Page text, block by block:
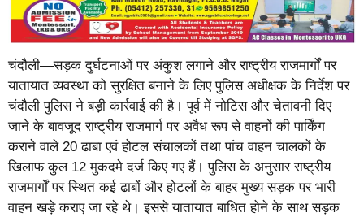
चंदौली—सड़क दुर्घटनाओं पर अंकुश लगाने और राष्ट्रीय राजमार्गों पर
यातायात व्यवस्था को सुरक्षित बनाने के लिए पुलिस अधीक्षक के निर्देश पर
चंदौली पुलिस ने बड़ी कार्रवाई की है। पूर्व में नोटिस और चेतावनी दिए
जाने के बावजूद राष्ट्रीय राजमार्ग पर अवैध रूप से वाहनों की पार्किंग
कराने वाले 20 ढाबा एवं होटल संचालकों तथा पांच वाहन चालकों के
खिलाफ कुल 12 मुकदमे दर्ज किए गए हैं। पुलिस के अनुसार राष्ट्रीय
राजमार्गों पर स्थित कई ढाबों और होटलों के बाहर मुख्य सड़क पर भारी
वाहन खड़े कराए जा रहे थे। इससे यातायात बाधित होने के साथ सड़क